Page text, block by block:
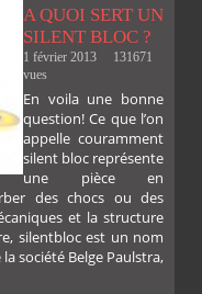
A QUOI SERT UN
SILENT BLOC ?
1 février 2013
131671
vues
En voila une bonne
question! Ce que l’on
appelle couramment
silent bloc représente
une pièce en
des chocs ou des
et la structure
silentbloc est un nom
société Belge Paulstra,